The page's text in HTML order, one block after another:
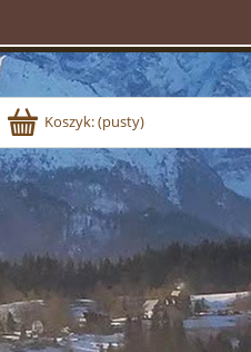
Koszyk:(pusty)